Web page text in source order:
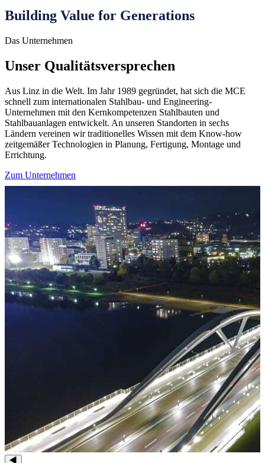
Building Value for Generations
Das Unternehmen
Unser Qualitäts­versprechen
Aus Linz in die Welt. Im Jahr 1989 gegründet, hat sich die MCE
schnell zum internationalen Stahlbau- und Engineering-
Unternehmen mit den Kernkompetenzen Stahlbauten und
Stahlbauanlagen entwickelt. An unseren Standorten in sechs
Ländern vereinen wir traditionelles Wissen mit dem Know-how
zeitgemäßer Technologien in Planung, Fertigung, Montage und
Errichtung.
Zum Unternehmen